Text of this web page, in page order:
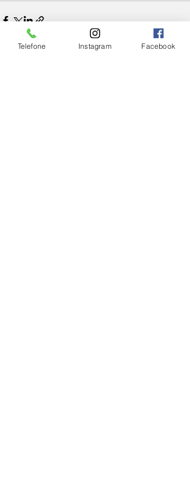
Telefone Instagram Facebook